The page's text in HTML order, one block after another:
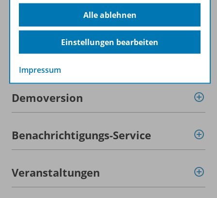
Zugehörige Produkte
Demoversion
Benachrichtigungs-Service
Veranstaltungen
Alle ablehnen
Einstellungen bearbeiten
Impressum